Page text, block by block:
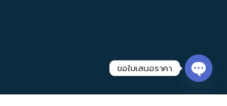
ขอใบเสนอราคา